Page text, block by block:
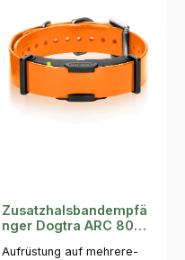
Zusatzhalsbandempfä
nger Dogtra ARC 800
Aufrüstung auf mehrere-